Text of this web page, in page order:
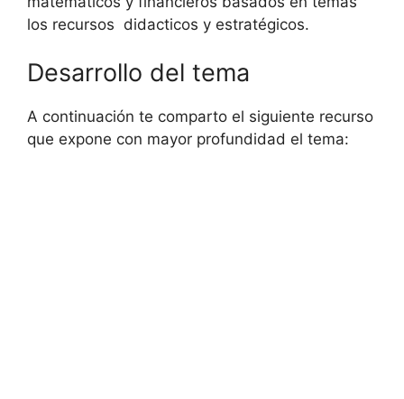
los recursos didacticos y estratégicos.
Desarrollo del tema
A continuación te comparto el siguiente recurso
que expone con mayor profundidad el tema: